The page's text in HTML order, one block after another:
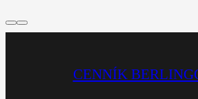
CENNÍK